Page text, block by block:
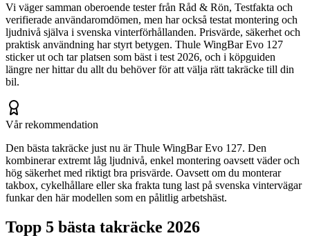
Vi väger samman oberoende tester från Råd & Rön, Testfakta och
verifierade användaromdömen, men har också testat montering och
ljudnivå själva i svenska vinterförhållanden. Prisvärde, säkerhet och
praktisk användning har styrt betygen. Thule WingBar Evo 127
sticker ut och tar platsen som bäst i test 2026, och i köpguiden
längre ner hittar du allt du behöver för att välja rätt takräcke till din
bil.
Vår rekommendation
Den bästa takräcke just nu är Thule WingBar Evo 127. Den
kombinerar extremt låg ljudnivå, enkel montering oavsett väder och
hög säkerhet med riktigt bra prisvärde. Oavsett om du monterar
takbox, cykelhållare eller ska frakta tung last på svenska vintervägar
funkar den här modellen som en pålitlig arbetshäst.
Topp 5 bästa takräcke 2026